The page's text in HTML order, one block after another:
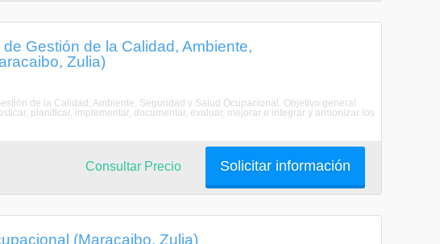
Gestión de la Calidad, Ambiente,
Zulia)
de la Calidad, Ambiente, Seguridad y Salud Ocupacional. Objetivo general
planificar, implementar, documentar, evaluar, mejorar e integrar y armonizar los
Solicitar información
Consultar Precio
(Maracaibo, Zulia)